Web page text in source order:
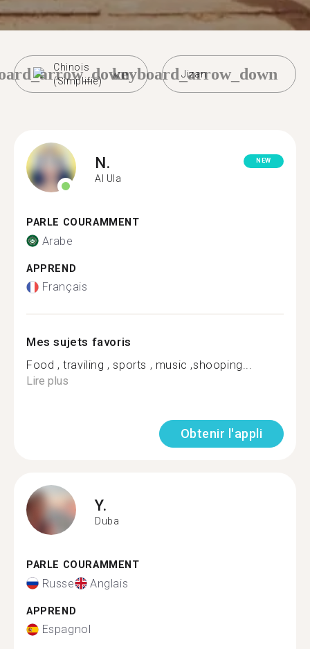
Chinois
(Simplifié)
Jizan
keyboard_arrow_down
N.
Al Ula
NEW
PARLE COURAMMENT
Arabe
APPREND
Français
Mes sujets favoris
Food , traviling , sports , music ,shooping...
Lire plus
Obtenir l'appli
Y.
Duba
PARLE COURAMMENT
Russe Anglais
APPREND
Espagnol